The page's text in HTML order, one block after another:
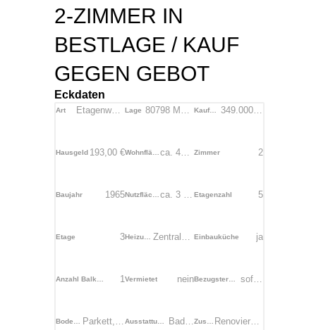
2-ZIMMER IN
BESTLAGE / KAUF
GEGEN GEBOT
Eckdaten
Art Etagenwohnung Lage 80798 München Kaufpreis 349.000,00
Hausgeld 193,00 € ca. 49 m²Zimmer 2
Baujahr 1965 ca. 3 m²Etagenzahl 5
Etage 3 Zentralheizung Einbauküche ja
1Vermietet nein sofort
Parkett, Fliesen Badewanne Renovierungsbedürftig